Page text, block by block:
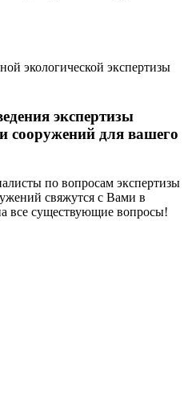
экологической экспертизы
экспертизы
сооружений для вашего
по вопросам экспертизы
свяжутся с Вами в
все существующие вопросы!